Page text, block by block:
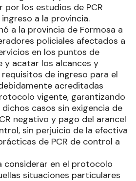
por los estudios de PCR
a la provincia.
a la provincia de Formosa a
policiales afectados a
en los puntos de
y acatar los alcances y
de ingreso para el
acreditadas
vigente, garantizando
casos sin exigencia de
negativo y pago del arancel
sin perjuicio de la efectiva
de PCR de control a
considerar en el protocolo
situaciones particulares